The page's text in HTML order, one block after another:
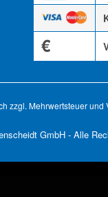
€
zzgl. Mehrwertsteuer und
GmbH - Alle